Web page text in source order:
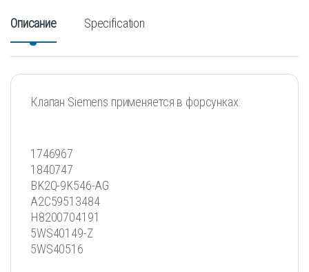
Описание Specification
Клапан Siemens применяется в форсунках:
1746967
1840747
BK2Q-9K546-AG
A2C59513484
H8200704191
5WS40149-Z
5WS40516